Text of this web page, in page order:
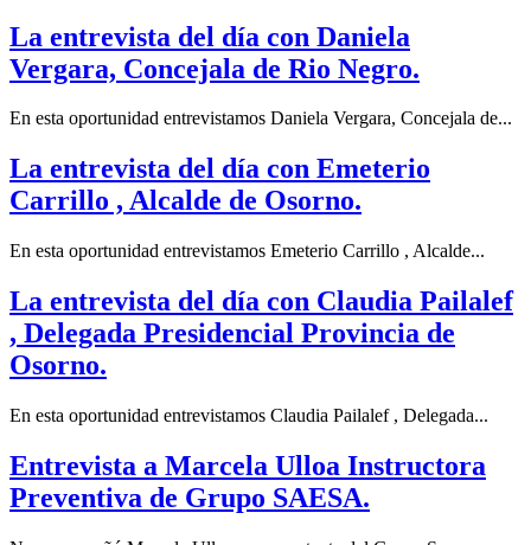
La entrevista del día con Daniela
Vergara, Concejala de Rio Negro.
En esta oportunidad entrevistamos Daniela Vergara, Concejala de...
La entrevista del día con Emeterio
Carrillo , Alcalde de Osorno.
En esta oportunidad entrevistamos Emeterio Carrillo , Alcalde...
La entrevista del día con Claudia Pailalef
, Delegada Presidencial Provincia de
Osorno.
En esta oportunidad entrevistamos Claudia Pailalef , Delegada...
Entrevista a Marcela Ulloa Instructora
Preventiva de Grupo SAESA.